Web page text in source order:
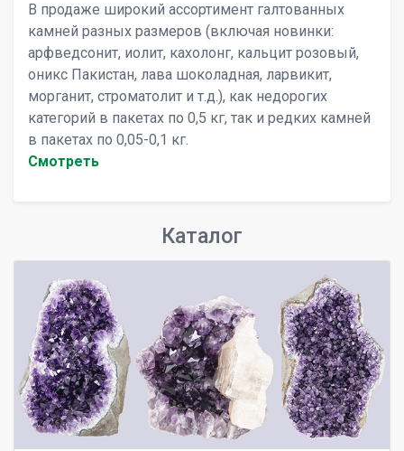
В продаже широкий ассортимент галтованных
камней разных размеров (включая новинки:
арфведсонит, иолит, кахолонг, кальцит розовый,
оникс Пакистан, лава шоколадная, ларвикит,
морганит, строматолит и т.д.), как недорогих
категорий в пакетах по 0,5 кг, так и редких камней
в пакетах по 0,05-0,1 кг.
Cмотреть
Каталог